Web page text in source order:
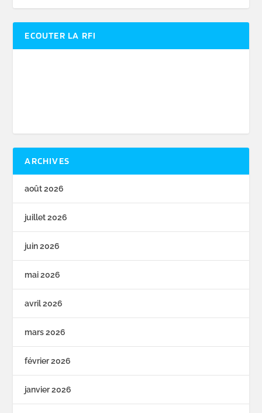
ECOUTER LA RFI
ARCHIVES
août 2026
juillet 2026
juin 2026
mai 2026
avril 2026
mars 2026
février 2026
janvier 2026